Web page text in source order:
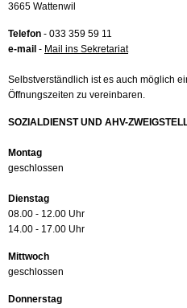
3665 Wattenwil
Telefon - 033 359 59 11
e-mail - Mail ins Sekretariat
Selbstverständlich ist es auch möglich
Öffnungszeiten zu vereinbaren.
SOZIALDIENST UND AHV-
Montag
geschlossen
Dienstag
08.00 - 12.00 Uhr
14.00 - 17.00 Uhr
Mittwoch
geschlossen
Donnerstag